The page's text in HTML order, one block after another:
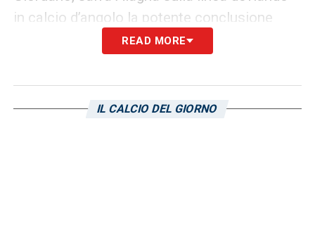
in calcio d’angolo la potente conclusione
– Sugli sviluppi del calcio
READ MORE
IL CALCIO DEL GIORNO